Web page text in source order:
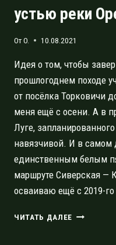
устью реки
ОтO. 10.08.2021
Идея о том, чтобы
прошлогоднем походе
от посёлка Торковичи
меня ещё с осени. А в
Луге,
навязчивой. И в самом
единственным белым
маршруте Сиверская —
осваиваю ещё с 2019-го
ЧИТАТЬ ДАЛЕЕ ВОДНЫЙ